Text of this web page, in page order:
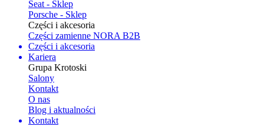
Seat - Sklep
Porsche - Sklep
Części i akcesoria
Części zamienne NORA B2B
Części i akcesoria
Kariera
Grupa Krotoski
Salony
Kontakt
O nas
Blog i aktualności
Kontakt